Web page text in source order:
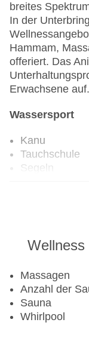
breites
In der
Hammam,
offeriert. Das
Erwachsene auf.
Wassersport
Kanu
Tauchschule
Segeln
Tretboot
Wellness
Massagen
Anzahl der
Sauna
Whirlpool